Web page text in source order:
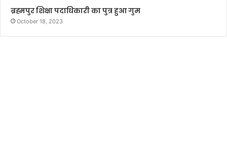
ब्रह्मपुर शिक्षा पदाधिकारी का पुत्र हुआ गुम
October 18, 2023